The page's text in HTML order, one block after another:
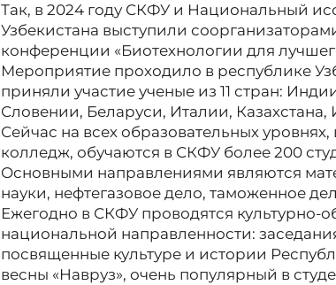
Так, в 2024 году СКФУ и Национальный
Узбекистана выступили
конференции «Биотехнологии для
Мероприятие проходило в республике
приняли участие ученые из 11 стран:
Словении, Беларуси, Италии,
Сейчас на всех образовательных
колледж, обучаются в СКФУ более 200
Основными направлениями являются
науки, нефтегазовое дело, таможенное
Ежегодно в СКФУ проводятся культурно-
национальной направленности:
посвященные культуре и истории
весны «Навруз», очень популярный в